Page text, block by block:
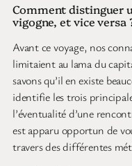
Comment distinguer
vigogne, et vice versa
Avant ce voyage, nos
limitaient au lama du
savons qu’il en existe
identifie les trois
l’éventualité d’une
est apparu opportun de
travers des différentes